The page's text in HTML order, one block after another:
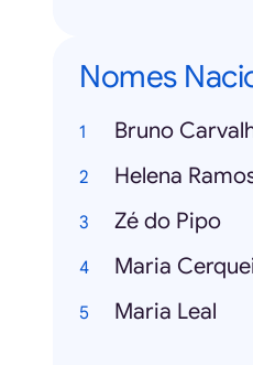
Nomes
Bruno
Helena
Zé do Pipo
Maria
Maria Leal